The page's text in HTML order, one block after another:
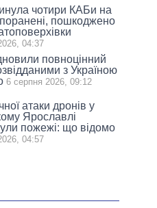
чотири КАБи на
пошкоджено
04:37
повноцінний
з Україною
6 серпня 2026, 09:12
атаки дронів у
Ярославлі
пожежі: що відомо
04:57